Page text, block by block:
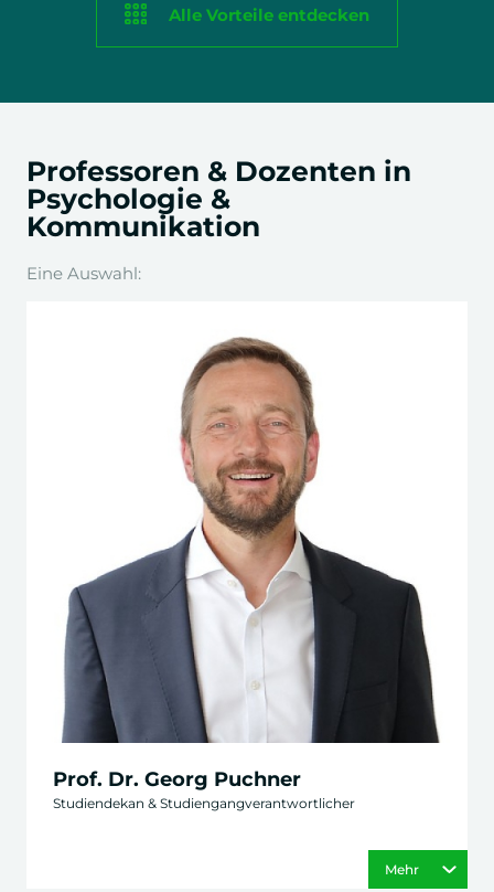
Alle Vorteile entdecken
Professoren & Dozenten in
Psychologie &
Kommunikation
Eine Auswahl:
Prof. Dr. Georg Puchner
Studiendekan & Studiengangverantwortlicher
Mehr